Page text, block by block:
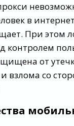
в
При этом
контролем
от
взлома со